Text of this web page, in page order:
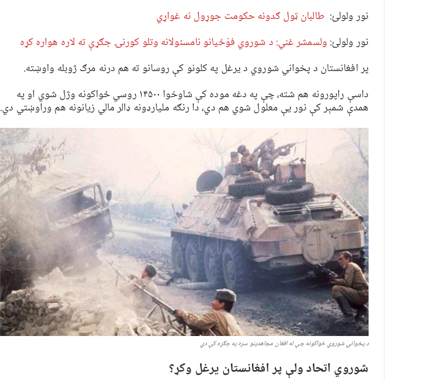
نور ولولئ: طالبان ټول ګدونه حکومت جوړول نه غواړي
نور ولولئ: ولسمشر غني: د شوروي فوّځیانو نامسئولانه وتلو کورنۍ جګړې ته لاره هواره کړه
پر افغانستان د پخواني شوروي د یرغل په کلونو کې روسانو ته هم درنه مرګ ژوبله واوښته.
داسې راپورونه هم شته، چې په دغه موده کې شاوخوا ۱۴۵۰۰ روسي ځواکونه وژل شوي او په
همدې شمېر کې نور یې معلول شوي هم دي، دا رنګه ملیارډونه ډالر مالي زیانونه هم وراوښتي دي.
د پخواني شوروي ځواکونه چې له افغان مجاهدینو سره په جګړه کې دي
شوروي اتحاد ولې پر افغانستان یرغل وکړ؟